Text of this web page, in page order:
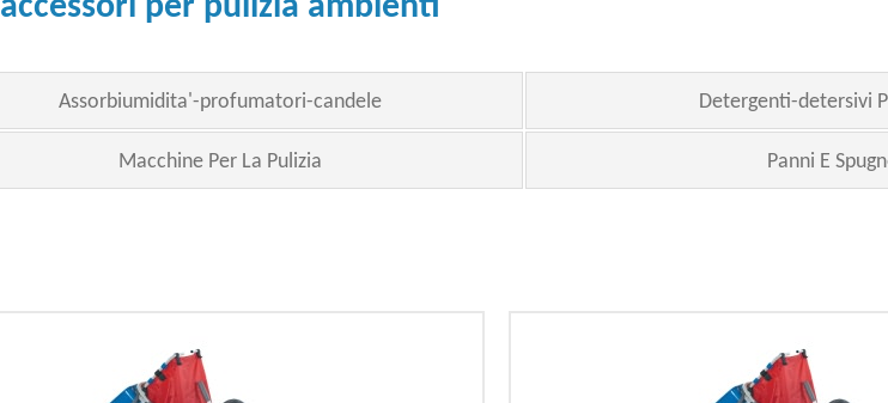
accessori per pulizia ambienti
Assorbiumidita'-profumatori-candele Detergenti-detersivi
Macchine Per La Pulizia Panni E